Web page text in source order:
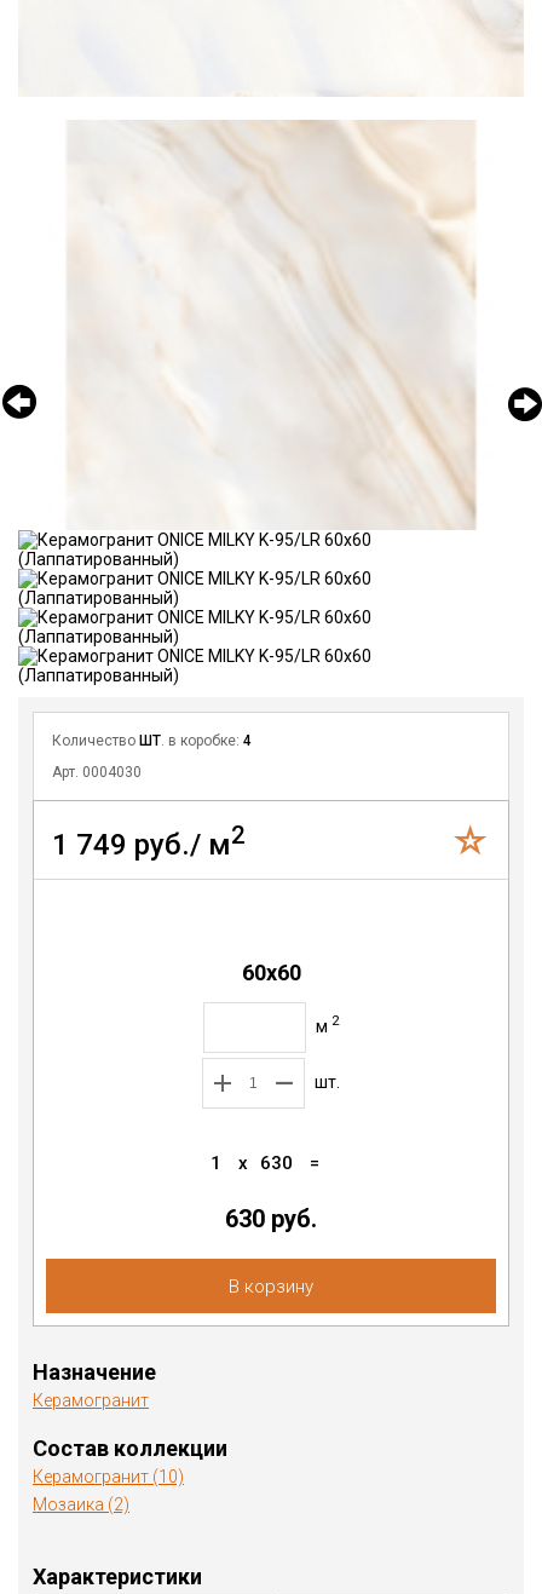
Количество ШТ. в коробке: 4
Арт. 0004030
1 749 руб./ м2
60x60
м 2
шт.
1 x 630 =
630 руб.
В корзину
Назначение
Керамогранит
Состав коллекции
Керамогранит (10)
Мозаика (2)
Характеристики